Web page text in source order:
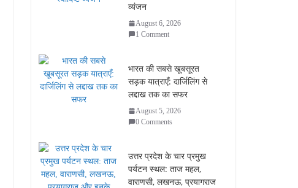
व्यंजन
August 6, 2026
1 Comment
भारत की सबसे खूबसूरत
सड़क यात्राएँ: दार्जिलिंग से
लद्दाख तक का सफर
August 5, 2026
0 Comments
उत्तर प्रदेश के चार प्रमुख
पर्यटन स्थल: ताज महल,
वाराणसी, लखनऊ, प्रयागराज